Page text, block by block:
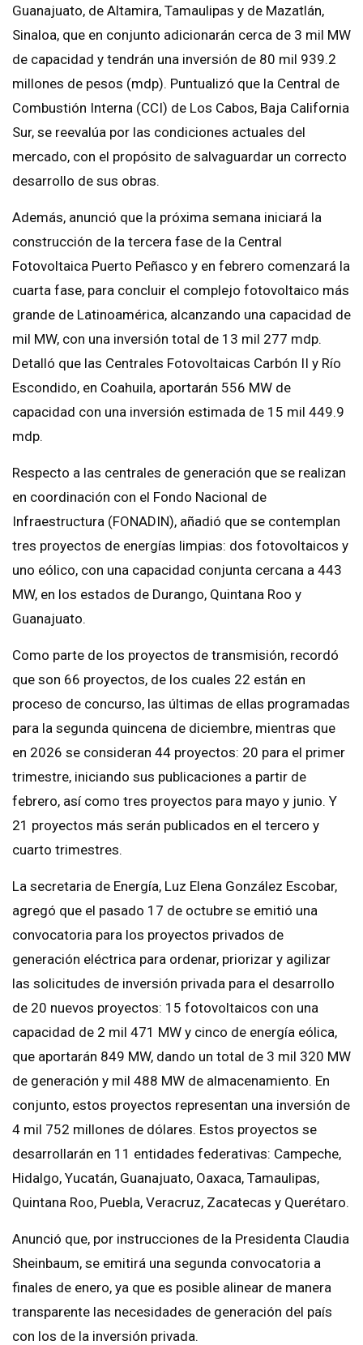
Guanajuato, de Altamira, Tamaulipas y de Mazatlán,
Sinaloa, que en conjunto adicionarán cerca de 3 mil MW
de capacidad y tendrán una inversión de 80 mil 939.2
millones de pesos (mdp). Puntualizó que la Central de
Combustión Interna (CCI) de Los Cabos, Baja California
Sur, se reevalúa por las condiciones actuales del
mercado, con el propósito de salvaguardar un correcto
desarrollo de sus obras.
Además, anunció que la próxima semana iniciará la
construcción de la tercera fase de la Central
Fotovoltaica Puerto Peñasco y en febrero comenzará la
cuarta fase, para concluir el complejo fotovoltaico más
grande de Latinoamérica, alcanzando una capacidad de
mil MW, con una inversión total de 13 mil 277 mdp.
Detalló que las Centrales Fotovoltaicas Carbón II y Río
Escondido, en Coahuila, aportarán 556 MW de
capacidad con una inversión estimada de 15 mil 449.9
mdp.
Respecto a las centrales de generación que se realizan
en coordinación con el Fondo Nacional de
Infraestructura (FONADIN), añadió que se contemplan
tres proyectos de energías limpias: dos fotovoltaicos y
uno eólico, con una capacidad conjunta cercana a 443
MW, en los estados de Durango, Quintana Roo y
Guanajuato.
Como parte de los proyectos de transmisión, recordó
que son 66 proyectos, de los cuales 22 están en
proceso de concurso, las últimas de ellas programadas
para la segunda quincena de diciembre, mientras que
en 2026 se consideran 44 proyectos: 20 para el primer
trimestre, iniciando sus publicaciones a partir de
febrero, así como tres proyectos para mayo y junio. Y
21 proyectos más serán publicados en el tercero y
cuarto trimestres.
La secretaria de Energía, Luz Elena González Escobar,
agregó que el pasado 17 de octubre se emitió una
convocatoria para los proyectos privados de
generación eléctrica para ordenar, priorizar y agilizar
las solicitudes de inversión privada para el desarrollo
de 20 nuevos proyectos: 15 fotovoltaicos con una
capacidad de 2 mil 471 MW y cinco de energía eólica,
que aportarán 849 MW, dando un total de 3 mil 320 MW
de generación y mil 488 MW de almacenamiento. En
conjunto, estos proyectos representan una inversión de
4 mil 752 millones de dólares. Estos proyectos se
desarrollarán en 11 entidades federativas: Campeche,
Hidalgo, Yucatán, Guanajuato, Oaxaca, Tamaulipas,
Quintana Roo, Puebla, Veracruz, Zacatecas y Querétaro.
Anunció que, por instrucciones de la Presidenta Claudia
Sheinbaum, se emitirá una segunda convocatoria a
finales de enero, ya que es posible alinear de manera
transparente las necesidades de generación del país
con los de la inversión privada.